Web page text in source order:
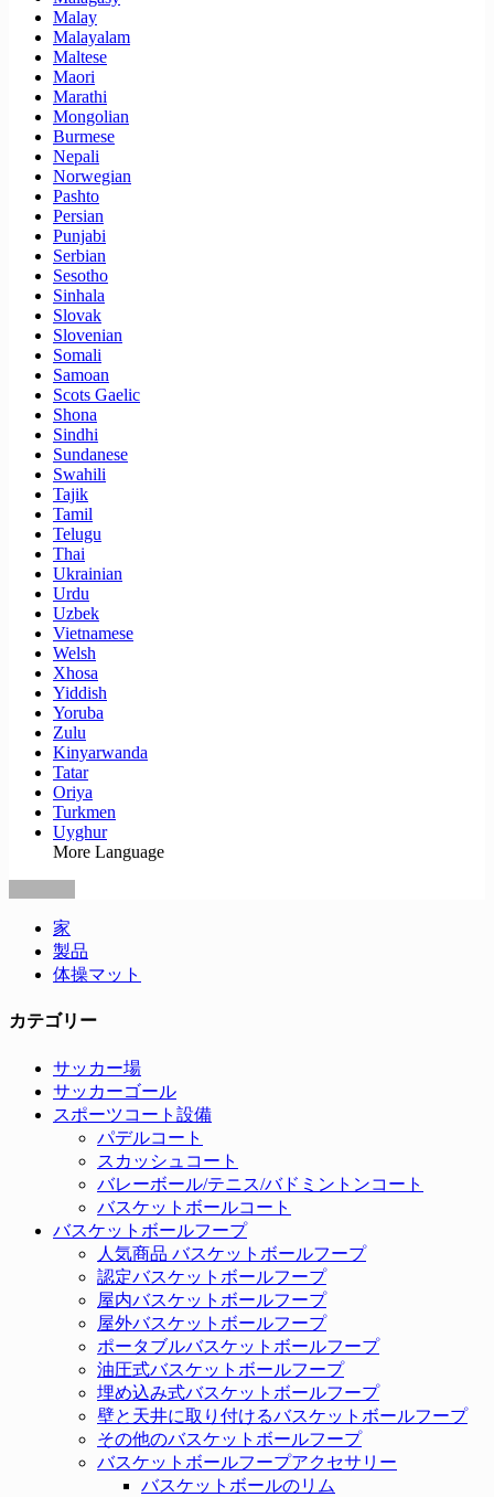
Malay
Malayalam
Maltese
Maori
Marathi
Mongolian
Burmese
Nepali
Norwegian
Pashto
Persian
Punjabi
Serbian
Sesotho
Sinhala
Slovak
Slovenian
Somali
Samoan
Scots Gaelic
Shona
Sindhi
Sundanese
Swahili
Tajik
Tamil
Telugu
Thai
Ukrainian
Urdu
Uzbek
Vietnamese
Welsh
Xhosa
Yiddish
Yoruba
Zulu
Kinyarwanda
Tatar
Oriya
Turkmen
Uyghur
More Language
家
製品
体操マット
カテゴリー
サッカー場
サッカーゴール
スポーツコート設備
パデルコート
スカッシュコート
バレーボール/テニス/バドミントンコート
バスケットボールコート
バスケットボールフープ
人気商品 バスケットボールフープ
認定バスケットボールフープ
屋内バスケットボールフープ
屋外バスケットボールフープ
ポータブルバスケットボールフープ
油圧式バスケットボールフープ
埋め込み式バスケットボールフープ
壁と天井に取り付けるバスケットボールフープ
その他のバスケットボールフープ
バスケットボールフープアクセサリー
バスケットボールのリム